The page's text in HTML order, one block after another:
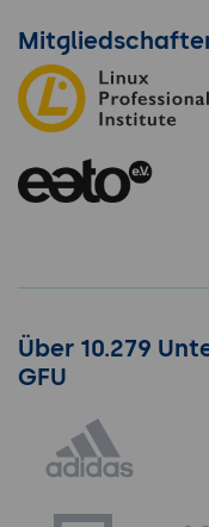
Über 10.279
GFU